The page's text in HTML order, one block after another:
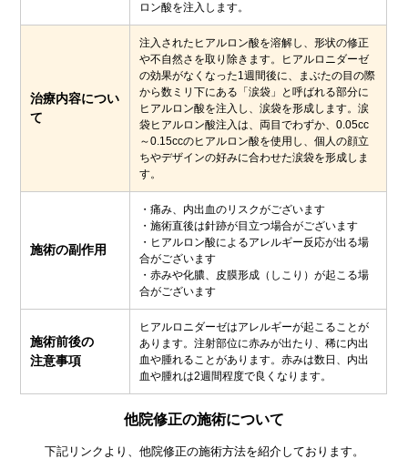
ロン酸を注入します。
治療内容につい
て
注入されたヒアルロン酸を溶解し、形状の修正
や不自然さを取り除きます。ヒアルロニダーゼ
の効果がなくなった1週間後に、まぶたの目の際
から数ミリ下にある「涙袋」と呼ばれる部分に
ヒアルロン酸を注入し、涙袋を形成します。涙
袋ヒアルロン酸注入は、両目でわずか、0.05cc
～0.15ccのヒアルロン酸を使用し、個人の顔立
ちやデザインの好みに合わせた涙袋を形成しま
す。
施術の副作用
・痛み、内出血のリスクがございます
・施術直後は針跡が目立つ場合がございます
・ヒアルロン酸によるアレルギー反応が出る場
合がございます
・赤みや化膿、皮膜形成（しこり）が起こる場
合がございます
施術前後の
注意事項
ヒアルロニダーゼはアレルギーが起こることが
あります。注射部位に赤みが出たり、稀に内出
血や腫れることがあります。赤みは数日、内出
血や腫れは2週間程度で良くなります。
他院修正の施術について
下記リンクより、他院修正の施術方法を紹介しております。